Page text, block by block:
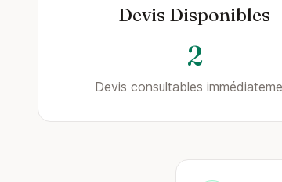
Devis Disponibles
2
Devis consultables